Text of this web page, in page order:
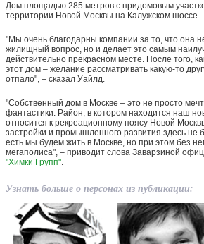
Дом площадью 285 метров с придомовым
территории Новой Москвы на Калужском шоссе.
"Мы очень благодарны компании за то, что она
жилищный вопрос, но и делает это самым
действительно прекрасном месте. После того,
этот дом – желание рассматривать какую-то
отпало", – сказал Уайлд.
"Собственный дом в Москве – это не просто
фантастики. Район, в котором находится наш
относится к рекреационному поясу Новой
застройки и промышленного развития здесь не
есть мы будем жить в Москве, но при этом без
мегаполиса", – приводит слова Заварзиной
"Химки Групп".
Узнать больше о персонах из публикации: